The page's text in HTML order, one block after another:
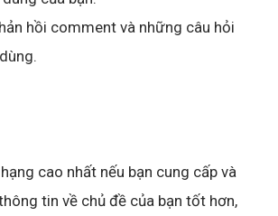
hồi comment và những câu hỏi
cao nhất nếu bạn cung cấp và
tin về chủ đề của bạn tốt hơn,